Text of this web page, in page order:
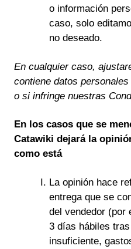
o información
caso, solo
no deseado.
En cualquier caso,
contiene datos
o si infringe nuestras
En los casos que se
Catawiki dejará la
como está
La opinión hace
entrega que se
del vendedor (por
3 días hábiles
insuficiente,